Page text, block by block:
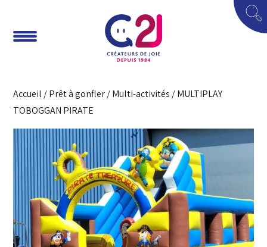
Accueil /Prêt à gonfler/Multi-activités / MULTIPLAY
TOBOGGAN PIRATE